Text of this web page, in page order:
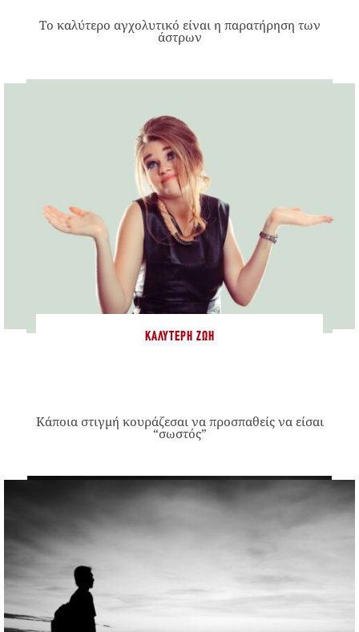
Το καλύτερο αγχολυτικό είναι η παρατήρηση των
άστρων
ΚΑΛΎΤΕΡΗ ΖΩΉ
Κάποια στιγμή κουράζεσαι να προσπαθείς να είσαι
“σωστός”